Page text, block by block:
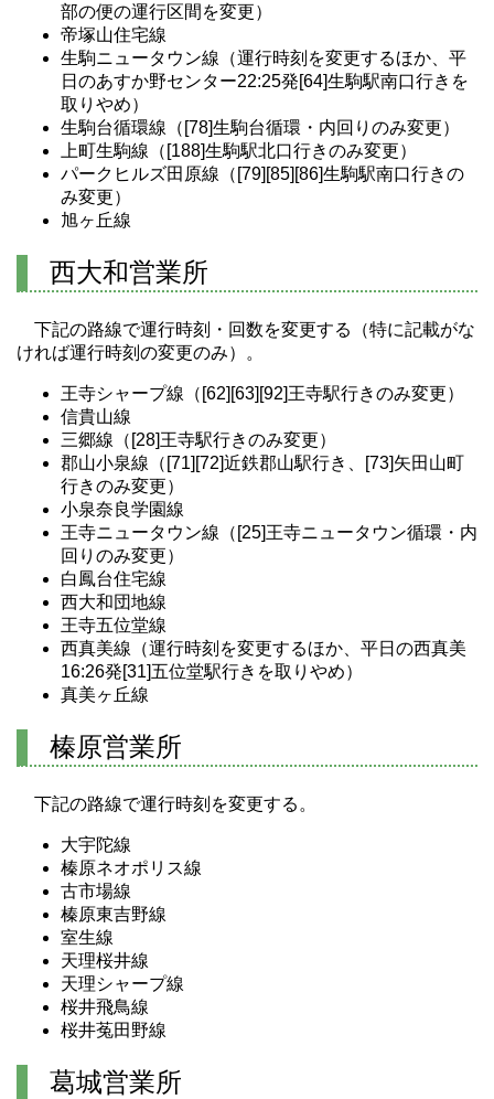
部の便の運行区間を変更）
帝塚山住宅線
生駒ニュータウン線（運行時刻を変更するほか、平
日のあすか野センター22:25発[64]生駒駅南口行きを
取りやめ）
生駒台循環線（[78]生駒台循環・内回りのみ変更）
上町生駒線（[188]生駒駅北口行きのみ変更）
パークヒルズ田原線（[79][85][86]生駒駅南口行きの
み変更）
旭ヶ丘線
西大和営業所
下記の路線で運行時刻・回数を変更する（特に記載がな
ければ運行時刻の変更のみ）。
王寺シャープ線（[62][63][92]王寺駅行きのみ変更）
信貴山線
三郷線（[28]王寺駅行きのみ変更）
郡山小泉線（[71][72]近鉄郡山駅行き、[73]矢田山町
行きのみ変更）
小泉奈良学園線
王寺ニュータウン線（[25]王寺ニュータウン循環・内
回りのみ変更）
白鳳台住宅線
西大和団地線
王寺五位堂線
西真美線（運行時刻を変更するほか、平日の西真美
16:26発[31]五位堂駅行きを取りやめ）
真美ヶ丘線
榛原営業所
下記の路線で運行時刻を変更する。
大宇陀線
榛原ネオポリス線
古市場線
榛原東吉野線
室生線
天理桜井線
天理シャープ線
桜井飛鳥線
桜井菟田野線
葛城営業所